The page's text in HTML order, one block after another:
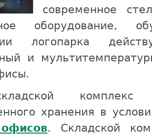
современное
оборудование,
логопарка
и
комплекс
хранения в
. Складской